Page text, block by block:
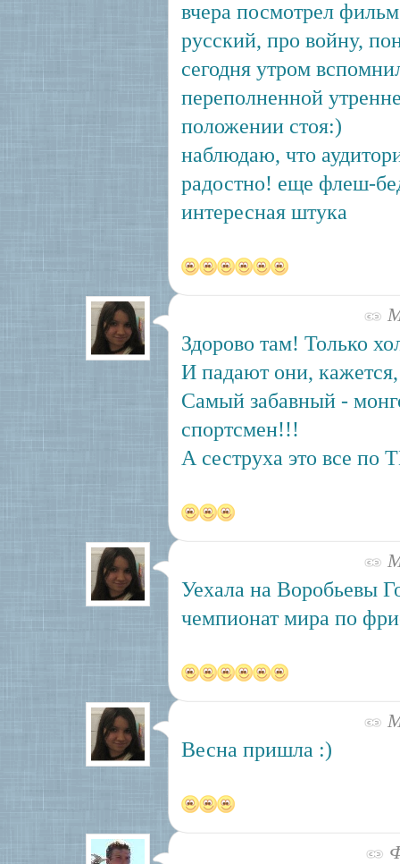
вчера посмотрел
русский, про войну,
сегодня утром
переполненной
положении стоя:)
наблюдаю, что
радостно! еще флеш-
интересная штука
Здорово там! Только
И падают они,
Самый забавный -
спортсмен!!!
А сеструха это все по
Уехала на Воробьевы
чемпионат мира по
Весна пришла :)